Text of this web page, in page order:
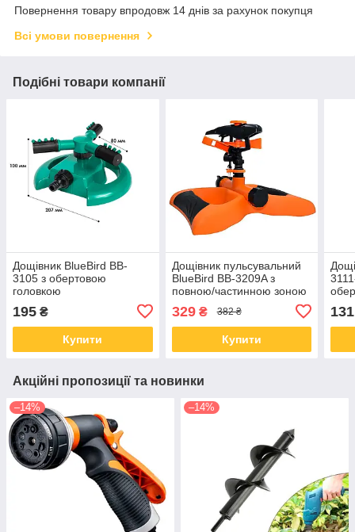
Повернення товару впродовж 14 днів за рахунок покупця
Всі умови повернення
Подібні товари компанії
Дощівник BlueBird BB-
3105 з обертовою
головкою
195 ₴
Купити
Дощівник пульсувальний
BlueBird BB-3209A з
повною/частинною зоною
329₴ 382 ₴
Купити
131
Акційні пропозиції та новинки
–14% –14%